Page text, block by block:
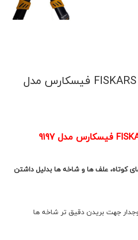
قیچی شمشادزن FISKARS فیسکارس مدل
کوتاه، علف ها و شاخه ها بدلیل داشتن
جهت بریدن دقیق تر شاخه ها